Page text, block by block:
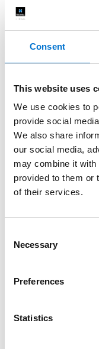
Consent
This website uses
We use cookies to
provide social
We also share
our social media,
may combine it with
provided to them or
of their services.
Selection
Necessary
Preferences
Statistics